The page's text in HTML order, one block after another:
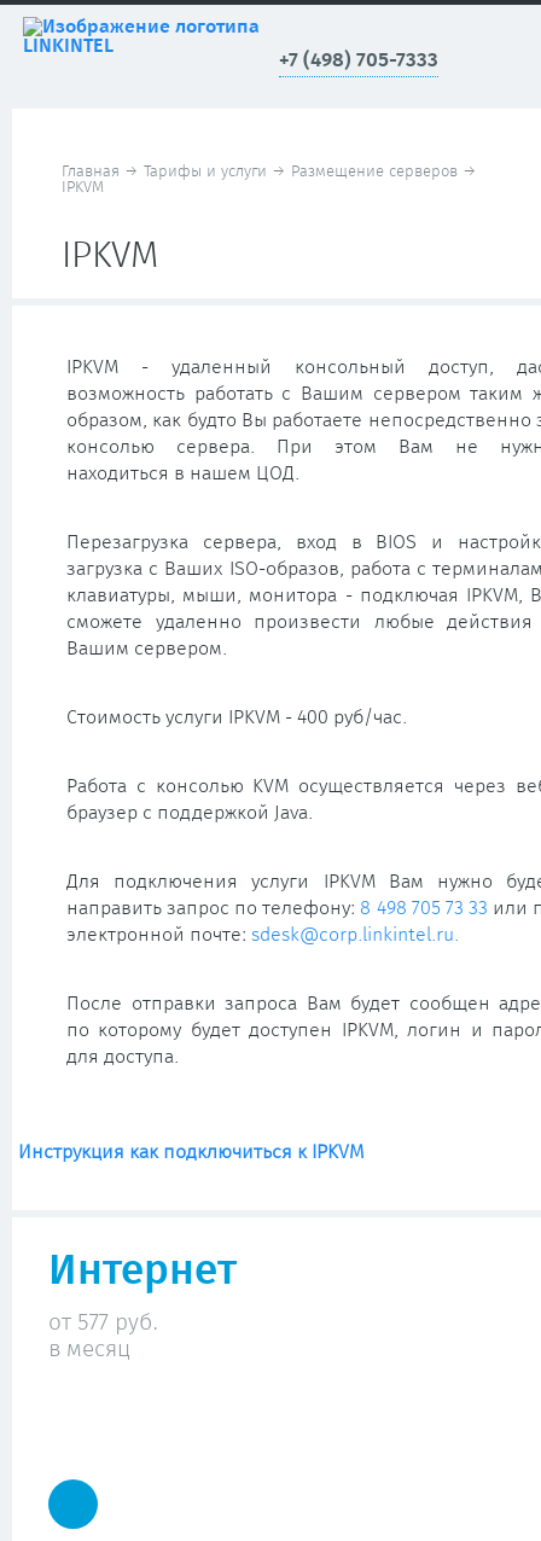
+7 (498) 705-7333
Главная → Тарифы и услуги → Размещение серверов →
IPKVM
IPKVM
IPKVM - удаленный консольный доступ,
возможность работать с Вашим сервером таким
образом, как будто Вы работаете непосредственно
консолью сервера. При этом Вам не
находиться в нашем ЦОД.
Перезагрузка сервера, вход в BIOS и
загрузка с Ваших ISO-образов, работа с
клавиатуры, мыши, монитора - подключая IPKVM,
сможете удаленно произвести любые действия
Вашим сервером.
Стоимость услуги IPKVM - 400 руб/час.
Работа с консолью KVM осуществляется через
браузер с поддержкой Java.
Для подключения услуги IPKVM Вам нужно
направить запрос по телефону: 8 498 705 73 33 или
электронной почте: sdesk@corp.linkintel.ru.
После отправки запроса Вам будет сообщен
по которому будет доступен IPKVM, логин и
для доступа.
Инструкция как подключиться к IPKVM
Интернет
от 577 руб.
в месяц